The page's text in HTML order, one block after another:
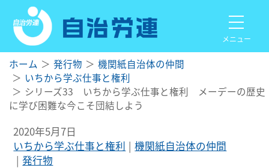
メニュー
ホーム 発行物
機関紙自治体の仲間
いちから学ぶ仕事と権利
シリーズ33 いちから学ぶ仕事と権利 メーデーの歴史
に学び困難な今こそ団結しよう
2020年5月7日
いちから学ぶ仕事と権利
機関紙自治体の仲間
発行物